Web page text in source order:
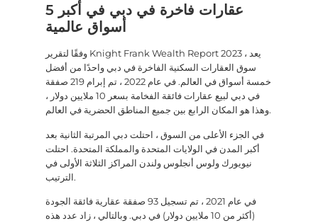
عقارات فاخرة في دبي في أكبر 5
أسواق عالمية
وفقًا لتقرير Knight Frank Wealth Report 2023 ، يعد
سوق العقارات السكنية الفاخرة في دبي واحدًا من أفضل
خمسة أسواق في العالم. في عام 2022 ، تم إبرام 219 صفقة
في دبي لبيع عقارات فائقة الفخامة بسعر 10 ملايين دولار ،
وهذا هو المكان الرابع بين جميع المناطق الحضرية في العالم.
في الجزء الأعلى من السوق ، احتلت دبي المرتبة الثانية بعد
أكبر المدن في الولايات المتحدة والمملكة المتحدة. احتلت
نيويورك ولوس أنجلوس ولندن المراكز الثلاثة الأولى في
الترتيب.
في عام 2021 ، تم تسجيل 93 صفقة عقارية فائقة الجودة
(أكثر من 10 ملايين دولار) في دبي. وبالتالي ، زاد عدد هذه